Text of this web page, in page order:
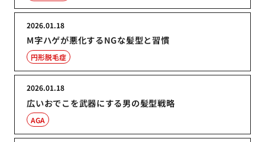
M字ハゲが悪化するNGな髪型と習慣
2026.01.18
円形脱毛症
広いおでこを武器にする男の髪型戦略
2026.01.18
AGA